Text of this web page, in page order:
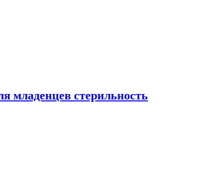
младенцев стерильность